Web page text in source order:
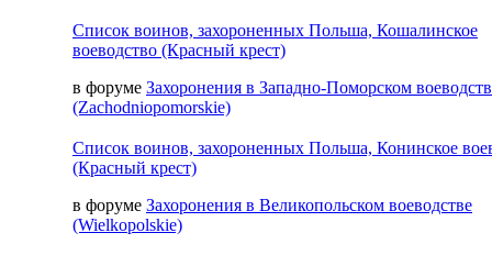
Список воинов, захороненных Польша, Кошалинское
воеводство (Красный крест)
в форуме Захоронения в Западно-Поморском
(Zachodniopomorskie)
Список воинов, захороненных Польша, Конинское
(Красный крест)
в форуме Захоронения в Великопольском воеводстве
(Wielkopolskie)